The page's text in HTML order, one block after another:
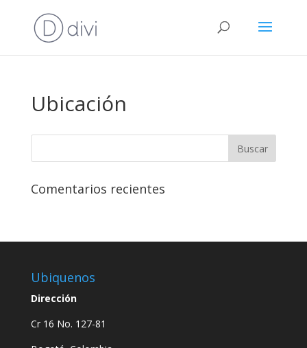
Ubicación
Comentarios recientes
Ubiquenos
Dirección
Cr 16 No. 127-81